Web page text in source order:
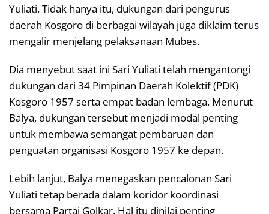
Yuliati. Tidak hanya itu, dukungan dari pengurus
daerah Kosgoro di berbagai wilayah juga diklaim terus
mengalir menjelang pelaksanaan Mubes.
Dia menyebut saat ini Sari Yuliati telah mengantongi
dukungan dari 34 Pimpinan Daerah Kolektif (PDK)
Kosgoro 1957 serta empat badan lembaga. Menurut
Balya, dukungan tersebut menjadi modal penting
untuk membawa semangat pembaruan dan
penguatan organisasi Kosgoro 1957 ke depan.
Lebih lanjut, Balya menegaskan pencalonan Sari
Yuliati tetap berada dalam koridor koordinasi
bersama Partai Golkar. Hal itu dinilai penting